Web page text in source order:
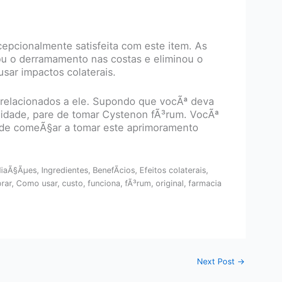
satisfeita com este item. As
o derramamento nas costas e eliminou o
impactos colaterais.
a ele. Supondo que vocÃª deva
pare de tomar Cystenon fÃ³rum. VocÃª
comeÃ§ar a tomar este aprimoramento
Ingredientes, BenefÃ­cios, Efeitos colaterais,
Como usar, custo, funciona, fÃ³rum, original, farmacia
Next Post →